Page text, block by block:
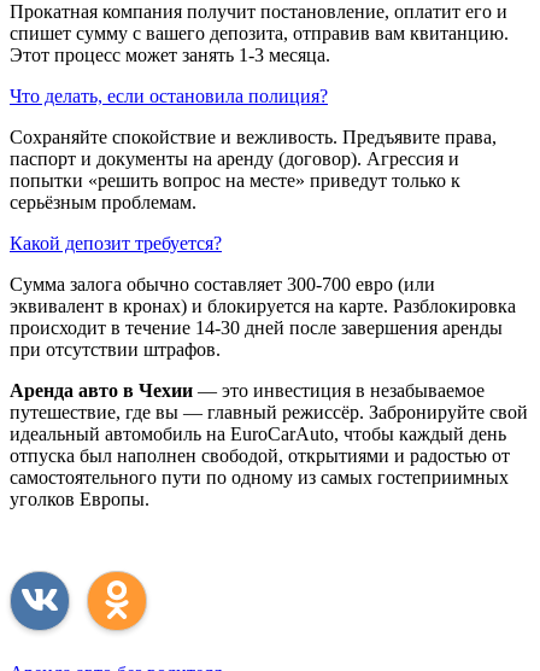
Прокатная компания получит постановление, оплатит его и
спишет сумму с вашего депозита, отправив вам квитанцию.
Этот процесс может занять 1-3 месяца.
Что делать, если остановила полиция?
Сохраняйте спокойствие и вежливость. Предъявите права,
паспорт и документы на аренду (договор). Агрессия и
попытки «решить вопрос на месте» приведут только к
серьёзным проблемам.
Какой депозит требуется?
Сумма залога обычно составляет 300-700 евро (или
эквивалент в кронах) и блокируется на карте. Разблокировка
происходит в течение 14-30 дней после завершения аренды
при отсутствии штрафов.
Аренда авто в Чехии — это инвестиция в незабываемое
путешествие, где вы — главный режиссёр. Забронируйте свой
идеальный автомобиль на EuroCarAuto, чтобы каждый день
отпуска был наполнен свободой, открытиями и радостью от
самостоятельного пути по одному из самых гостеприимных
уголков Европы.